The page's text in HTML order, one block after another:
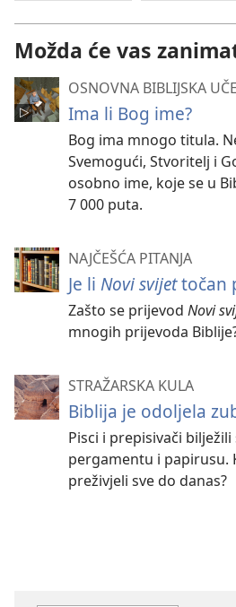
Možda će vas
OSNOVNA BIBLIJSKA
Ima li Bog ime?
Bog ima mnogo titula.
Svemogući, Stvoritelj i
osobno ime, koje se u
7 000 puta.
NAJČEŠĆA PITANJA
Je li Novi svijettočan
Zašto se prijevod Novi
mnogih prijevoda
STRAŽARSKA KULA
Biblija je odoljela
Pisci i prepisivači
pergamentu i papirusu.
preživjeli sve do danas?